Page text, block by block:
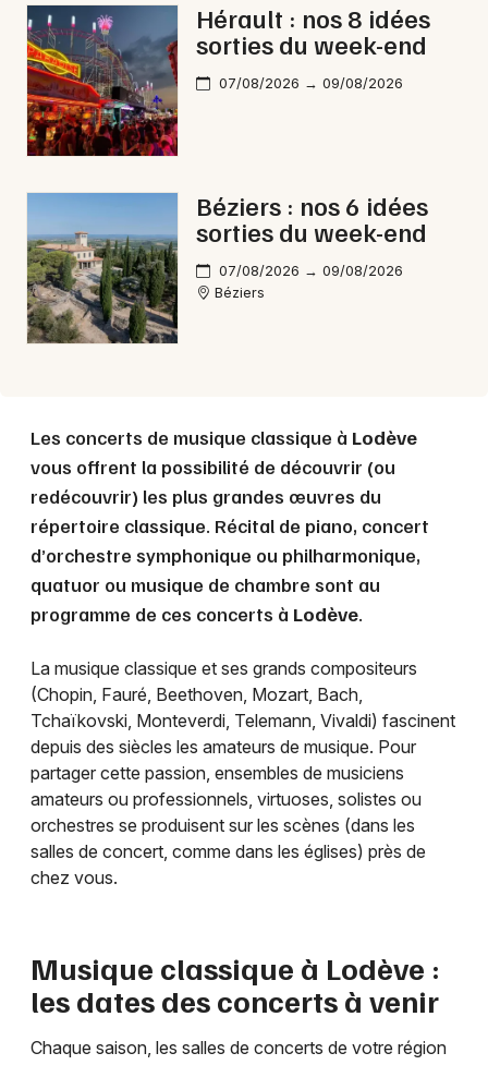
Choisir mes départements
Mon email
Hérault : nos 8 idées
sorties du week-end
07/08/2026 → 09/08/2026
Béziers : nos 6 idées
sorties du week-end
07/08/2026 → 09/08/2026
Béziers
Les concerts de musique classique à Lodève
vous offrent la possibilité de découvrir (ou
redécouvrir) les plus grandes œuvres du
répertoire classique. Récital de piano, concert
d’orchestre symphonique ou philharmonique,
quatuor ou musique de chambre sont au
programme de ces concerts à Lodève.
La musique classique et ses grands compositeurs
(Chopin, Fauré, Beethoven, Mozart, Bach,
Tchaïkovski, Monteverdi, Telemann, Vivaldi) fascinent
depuis des siècles les amateurs de musique. Pour
partager cette passion, ensembles de musiciens
amateurs ou professionnels, virtuoses, solistes ou
orchestres se produisent sur les scènes (dans les
salles de concert, comme dans les églises) près de
chez vous.
Musique classique à Lodève :
les dates des concerts à venir
Chaque saison, les salles de concerts de votre région